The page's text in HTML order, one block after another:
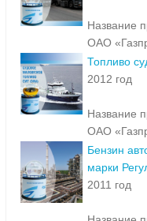
Название
ОАО
Топливо
2012 год
Название
ОАО
Бензин
марки
2011 год